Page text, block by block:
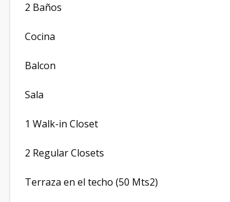
2 Baños
Cocina
Balcon
Sala
1 Walk-in Closet
2 Regular Closets
Terraza en el techo (50 Mts2)